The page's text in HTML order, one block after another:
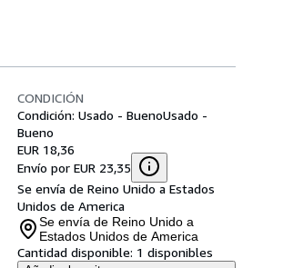
CONDICIÓN
Condición: Usado - BuenoUsado -
Bueno
EUR 18,36
Envío por EUR 23,35
Se envía de Reino Unido a Estados
Unidos de America
Se envía de Reino Unido a
Estados Unidos de America
Cantidad disponible: 1 disponibles